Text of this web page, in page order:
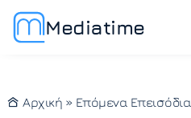
Mediatime
Αρχική » Επόμενα Επεισόδια